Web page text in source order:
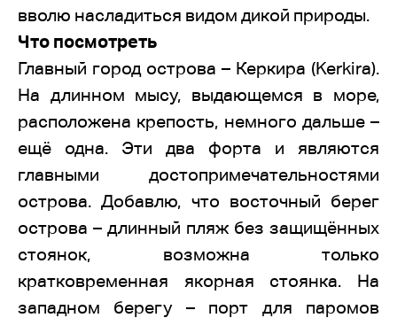
вволю насладиться видом дикой природы.
Что посмотреть
Главный город острова – Керкира (Kerkira).
На длинном мысу, выдающемся в море,
расположена крепость, немного дальше –
ещё одна. Эти два форта и являются
главными достопримечательностями
острова. Добавлю, что восточный берег
острова – длинный пляж без защищённых
стоянок, возможна только
кратковременная якорная стоянка. На
западном берегу – порт для паромов